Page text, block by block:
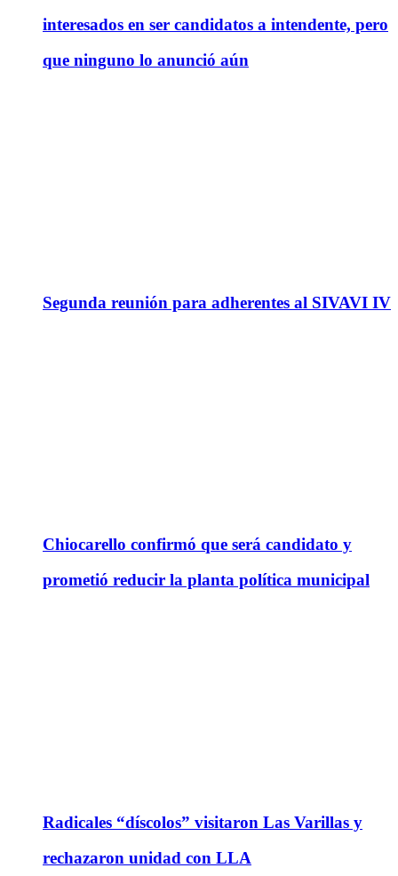
interesados en ser candidatos a intendente, pero
que ninguno lo anunció aún
Segunda reunión para adherentes al SIVAVI IV
Chiocarello confirmó que será candidato y
prometió reducir la planta política municipal
Radicales “díscolos” visitaron Las Varillas y
rechazaron unidad con LLA